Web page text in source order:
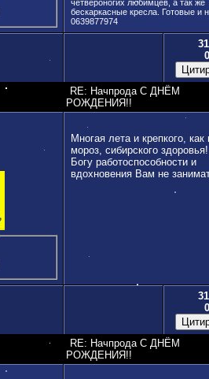
четвероногих любимцев, а так же
бескаркасные кресла. Готовые и
0639877974
RE: Начпрода С ДНЁМ
РОЖДЕНИЯ!!
Многая лета и крепкого,
мороз, сибирского
Богу работоспособности и
вдохновения Вам не
RE: Начпрода С ДНЁМ
РОЖДЕНИЯ!!